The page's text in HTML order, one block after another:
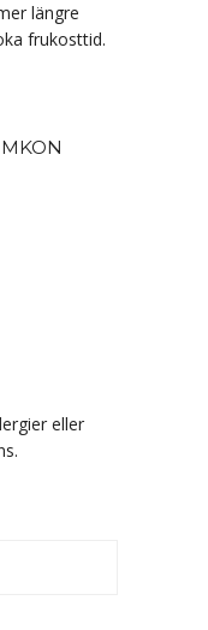
längre
frukosttid.
eller